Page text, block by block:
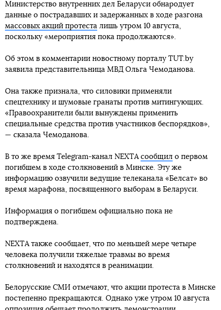
Министерство внутренних дел Беларуси обнародует
данные о пострадавших и задержанных в ходе разгона
массовых акций протеста лишь утром 10 августа,
поскольку «мероприятия пока продолжаются».
Об этом в комментарии новостному порталу TUT.by
заявила представительница МВД Ольга Чемоданова.
Она также признала, что силовики применяли
спецтехнику и шумовые гранаты против митингующих.
«Правоохранители были вынуждены применить
специальные средства против участников беспорядков»,
— сказала Чемоданова.
В то же время Telegram-канал NEXTA сообщил о первом
погибшем в ходе столкновений в Минске. Эту же
информацию озвучили ведущие телеканала «Белсат» во
время марафона, посвященного выборам в Беларуси.
Информация о погибшем официально пока не
подтверждена.
NEXTA также сообщает, что по меньшей мере четыре
человека получили тяжелые травмы во время
столкновений и находятся в реанимации.
Белорусские СМИ отмечают, что акции протеста в Минске
постепенно прекращаются. Однако уже утром 10 августа